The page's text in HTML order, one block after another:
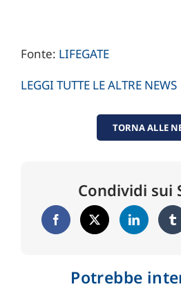
Fonte: LIFEGATE
LEGGI TUTTE LE ALTRE NEWS
TORNA ALLE
Condividi sui
Potrebbe